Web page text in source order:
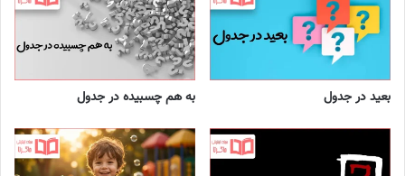
بعید در جدول به هم چسبیده در جدول